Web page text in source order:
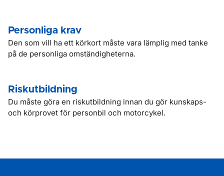
Personliga krav
Den som vill ha ett körkort måste vara lämplig med tanke
på de personliga omständigheterna.
Riskutbildning
Du måste göra en riskutbildning innan du gör kunskaps-
och körprovet för personbil och motorcykel.